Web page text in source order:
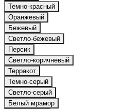
Темно-красный
Оранжевый
Бежевый
Светло-бежевый
Персик
Светло-коричневый
Терракот
Темно-серый
Светло-серый
Белый мрамор